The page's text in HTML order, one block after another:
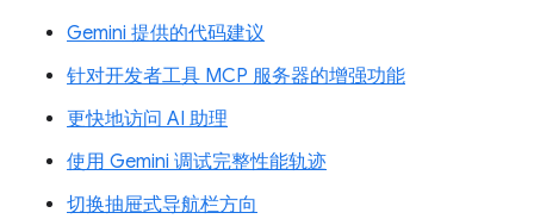
Gemini 提供的代码建议
针对开发者工具 MCP 服务器的增强功能
更快地访问 AI 助理
使用 Gemini 调试完整性能轨迹
切换抽屉式导航栏方向